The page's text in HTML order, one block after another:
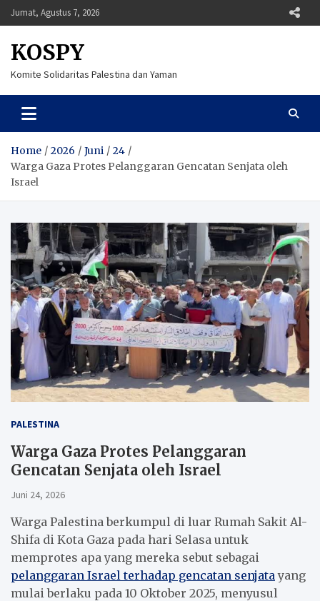
Skip
to
Jumat, Agustus 7, 2026
KOSPY
Komite Solidaritas Palestina dan Yaman
Home 2026 Juni
24
Warga Gaza Protes Pelanggaran Gencatan Senjata oleh
Israel
PALESTINA
Warga Gaza Protes Pelanggaran
Gencatan Senjata oleh Israel
Juni 24, 2026
Warga Palestina berkumpul di luar Rumah Sakit Al-
Shifa di Kota Gaza pada hari Selasa untuk
memprotes apa yang mereka sebut sebagai
pelanggaran Israel terhadap gencatan senjata yang
mulai berlaku pada 10 Oktober 2025, menyusul